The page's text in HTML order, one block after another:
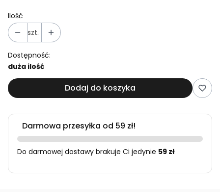
Ilość
szt.
Dostępność:
duża ilość
Dodaj do koszyka
Darmowa przesyłka od 59 zł!
Do darmowej dostawy brakuje Ci jedynie 59 zł